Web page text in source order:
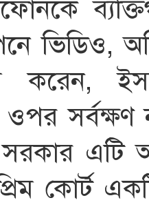
ভিডিও,
করেন,
ওপর সর্বক্ষণ
এটি
কোর্ট